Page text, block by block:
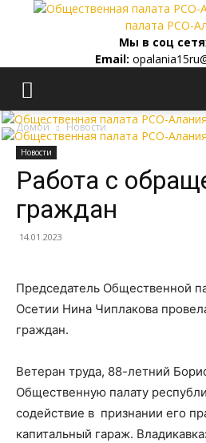
палата РСО-
Мы в соц
Email:
Домой Новости
Новости
Работа с
граждан
14.01.2023
Председатель Общественной
Осетии Нина Чиплакова
граждан.
Ветеран труда, 88-летний
Общественную палату
содействие в признании его
капитальный гараж.